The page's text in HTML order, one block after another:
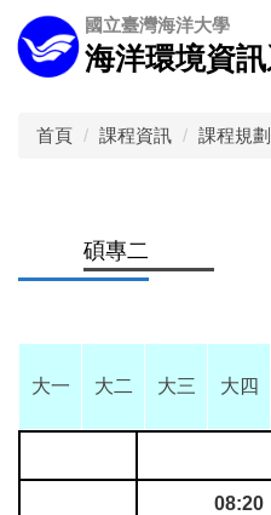
跳
到
主
國立臺灣海洋大學
海洋環境資
首頁 課程資訊 課程規劃
碩專二
大一 大二 大三 大四
08:20